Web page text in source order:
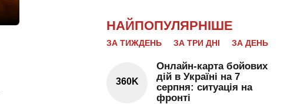
НАЙПОПУЛЯРНІШЕ
ЗА ТИЖДЕНЬ ЗА ТРИ ДНІ ЗА ДЕНЬ
360K
Онлайн-карта бойових
дій в Україні на 7
серпня: ситуація на
фронті